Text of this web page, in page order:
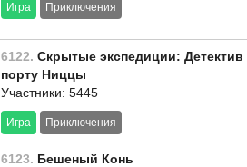
Игра Приключения
6122. Скрытые экспедиции: Детектив
порту Ниццы
Участники: 5445
Игра Приключения
6123. Бешеный Конь